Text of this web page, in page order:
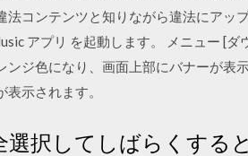
法コンテンツと知りながら違法にア
アプリ を起動します。 メニュー [
ンジ色になり、画面上部にバナーが表
示されます。
選択してしばらくする